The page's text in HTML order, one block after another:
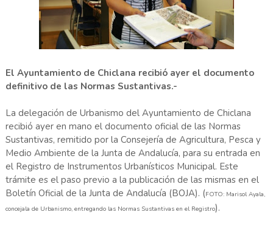
El Ayuntamiento de Chiclana recibió ayer el documento
definitivo de las Normas Sustantivas.-
La delegación de Urbanismo del Ayuntamiento de Chiclana
recibió ayer en mano el documento oficial de las Normas
Sustantivas, remitido por la Consejería de Agricultura, Pesca y
Medio Ambiente de la Junta de Andalucía, para su entrada en
el Registro de Instrumentos Urbanísticos Municipal. Este
trámite es el paso previo a la publicación de las mismas en el
Boletín Oficial de la Junta de Andalucía (BOJA). (FOTO: Marisol Ayala,
concejala de Urbanismo, entregando las Normas Sustantivas en el Registro).